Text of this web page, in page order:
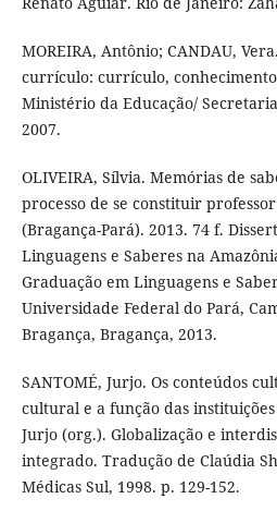
MOREIRA, Antônio; CANDAU,
currículo: currículo,
Ministério da Educação/
2007.
OLIVEIRA, Sílvia. Memórias de
processo de se constituir
(Bragança-Pará). 2013. 74 f.
Linguagens e Saberes na
Graduação em Linguagens e
Universidade Federal do Pará,
Bragança, Bragança, 2013.
SANTOMÉ, Jurjo. Os conteúdos
cultural e a função das instituições
Jurjo (org.). Globalização e
integrado. Tradução de Claúdia
Médicas Sul, 1998. p. 129-152.